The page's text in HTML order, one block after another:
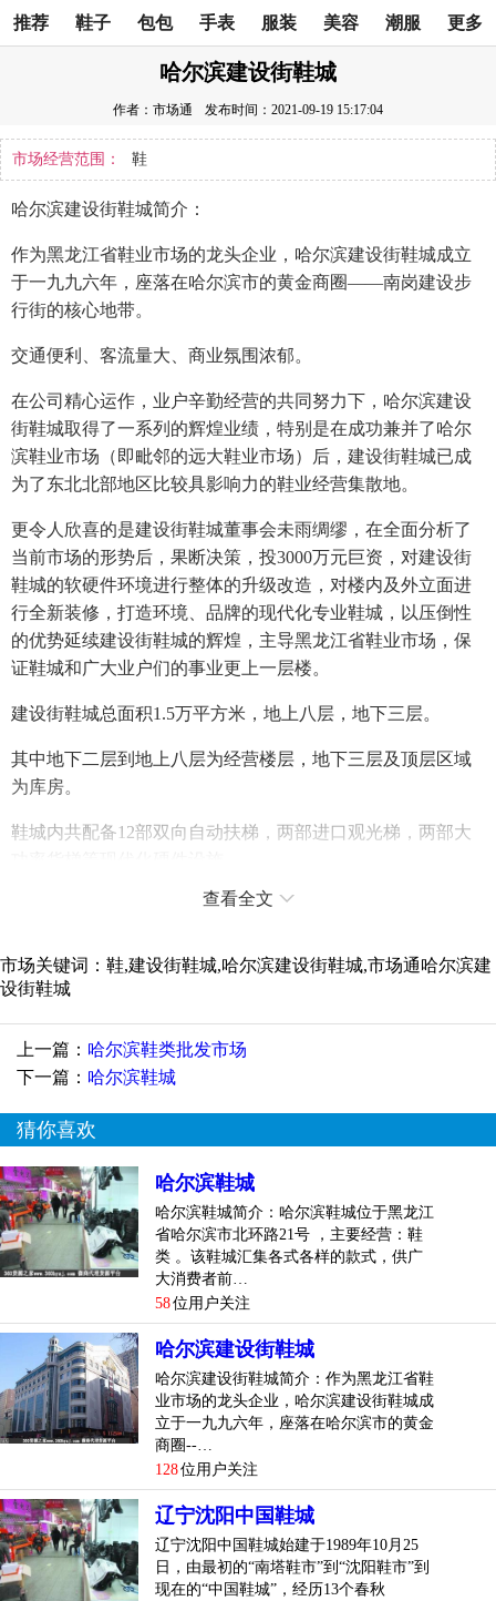
推荐 鞋子 包包 手表 服装 美容 潮服 更多
哈尔滨建设街鞋城
作者：市场通 发布时间：2021-09-19 15:17:04
市场经营范围： 鞋
哈尔滨建设街鞋城简介：
作为黑龙江省鞋业市场的龙头企业，哈尔滨建设街鞋城成立
于一九九六年，座落在哈尔滨市的黄金商圈——南岗建设步
行街的核心地带。
交通便利、客流量大、商业氛围浓郁。
在公司精心运作，业户辛勤经营的共同努力下，哈尔滨建设
街鞋城取得了一系列的辉煌业绩，特别是在成功兼并了哈尔
滨鞋业市场（即毗邻的远大鞋业市场）后，建设街鞋城已成
为了东北北部地区比较具影响力的鞋业经营集散地。
更令人欣喜的是建设街鞋城董事会未雨绸缪，在全面分析了
当前市场的形势后，果断决策，投3000万元巨资，对建设街
鞋城的软硬件环境进行整体的升级改造，对楼内及外立面进
行全新装修，打造环境、品牌的现代化专业鞋城，以压倒性
的优势延续建设街鞋城的辉煌，主导黑龙江省鞋业市场，保
证鞋城和广大业户们的事业更上一层楼。
建设街鞋城总面积1.5万平方米，地上八层，地下三层。
其中地下二层到地上八层为经营楼层，地下三层及顶层区域
为库房。
鞋城内共配备12部双向自动扶梯，两部进口观光梯，两部大
还设有商务中心、银行等服务机构，全楼配有现代化的消防
设施及24小时保安服务。
档鞋为主，几乎囊括了全国的知名品牌厂家。
主；二、三层是精品男女鞋档口，以重庆、成都、沈阳地产
鞋及广州中档鞋为主；四、五层广州高档精品鞋形象店；
六、七、八层为国际国内知名品牌写字间；地下一层为精品
温州、福建鞋档口及精品童鞋档口；地下二层为展示配货
间。
整个布局合理，满足了不同层次消费者的需求。
为维护鞋城、业户及消费者的根本利益，降低经营中的风
险，哈尔滨建设街鞋城将在改造后推行商场化管理、品牌化
运营的经营战略，坚持服务高于管理的经营宗旨，建立业户
服务体系和商场化管理体系，推广“货品监管、市场监测、品
牌推广、营销指导”的现代经营管理模式。
通过全方位的运作策划，为入驻的业户创造比较佳的销售业
绩和形象展示，为品牌厂家全力打造出具有广泛覆盖面的销
售平台，一个全新的、极具市场竞争力的建设街鞋城将呈现
在广大消费者和鞋业经营者面前。
查看全文
市场关键词：鞋,建设街鞋城,哈尔滨建设街鞋城,市场通哈尔滨建
设街鞋城
上一篇： 哈尔滨鞋类批发市场
下一篇： 哈尔滨鞋城
猜你喜欢
哈尔滨鞋城
哈尔滨鞋城简介：哈尔滨鞋城位于黑龙江
省哈尔滨市北环路21号 ，主要经营：鞋
类 。该鞋城汇集各式各样的款式，供广
大消费者前…
58位用户关注
哈尔滨建设街鞋城
哈尔滨建设街鞋城简介：作为黑龙江省鞋
业市场的龙头企业，哈尔滨建设街鞋城成
立于一九九六年，座落在哈尔滨市的黄金
商圈--…
128位用户关注
辽宁沈阳中国鞋城
辽宁沈阳中国鞋城始建于1989年10月25
日，由最初的“南塔鞋市”到“沈阳鞋市”到
现在的“中国鞋城”，经历13个春秋